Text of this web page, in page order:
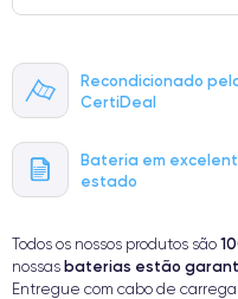
Recondicionado
CertiDeal
Bateria em
estado
Todos os nossos produtos são
nossas baterias estão
Entregue com cabo de